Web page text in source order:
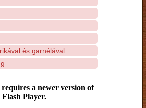
és garnélával
a newer version of
Flash Player.